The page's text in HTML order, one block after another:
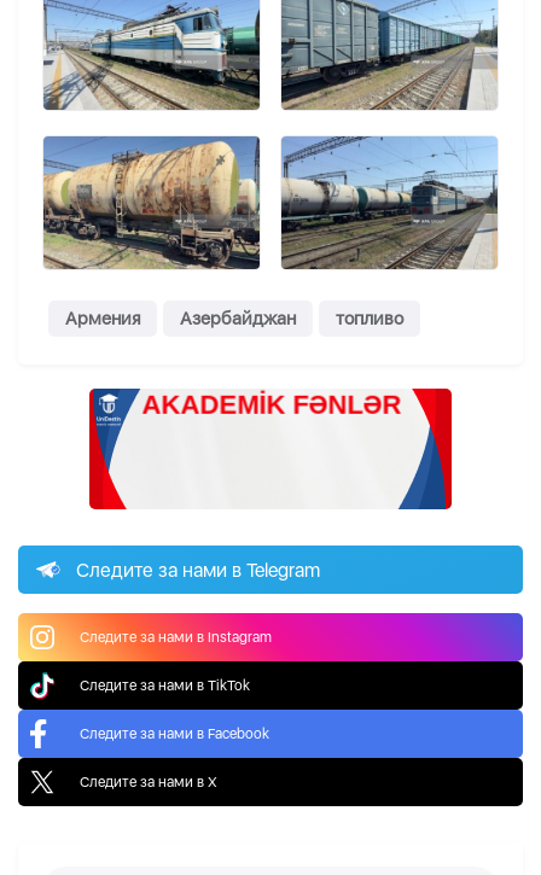
Армения Азербайджан топливо
Следите за нами в Telegram
Следите за нами в Instagram
Следите за нами в TikTok
Следите за нами в Facebook
Следите за нами в X